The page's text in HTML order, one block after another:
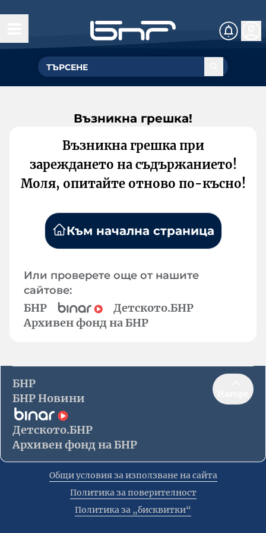
Възникна грешка!
Възникна грешка при
зареждането на съдържанието!
Моля, опитайте отново по-късно!
Към начална страница
Или проверете още от нашите
сайтове:
БНР
Детското.БНР
Архивен фонд на БНР
БНР
БНР Новини
Детското.БНР
Архивен фонд на БНР
Общи условия за използване на сайта
Политика за поверителност
Политика за „бисквитки“